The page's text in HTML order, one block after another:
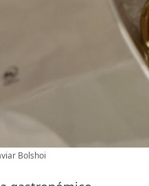
Bolshoi